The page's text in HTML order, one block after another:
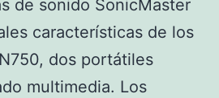
de sonido SonicMaster
características de los
dos portátiles
multimedia. Los